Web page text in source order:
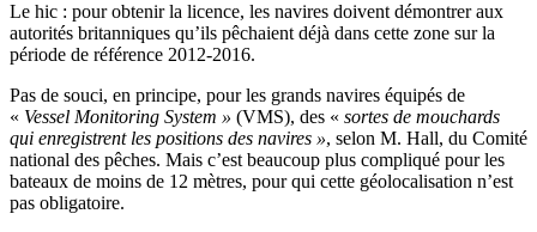
Le hic : pour obtenir la licence, les navires doivent démontrer aux
autorités britanniques qu’ils pêchaient déjà dans cette zone sur la
période de référence 2012-2016.
Pas de souci, en principe, pour les grands navires équipés de
« Vessel Monitoring System » (VMS), des « sortes de mouchards
qui enregistrent les positions des navires », selon M. Hall, du Comité
national des pêches. Mais c’est beaucoup plus compliqué pour les
bateaux de moins de 12 mètres, pour qui cette géolocalisation n’est
pas obligatoire.